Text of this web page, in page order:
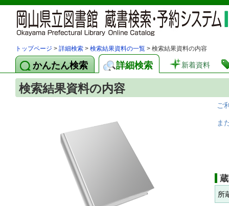
トップページ > 詳細検索 > 検索結果資料の一覧 > 検索結果資料の内容
かんたん検索 詳細検索 新着資料
検索結果資料の内容
ご
ま
所